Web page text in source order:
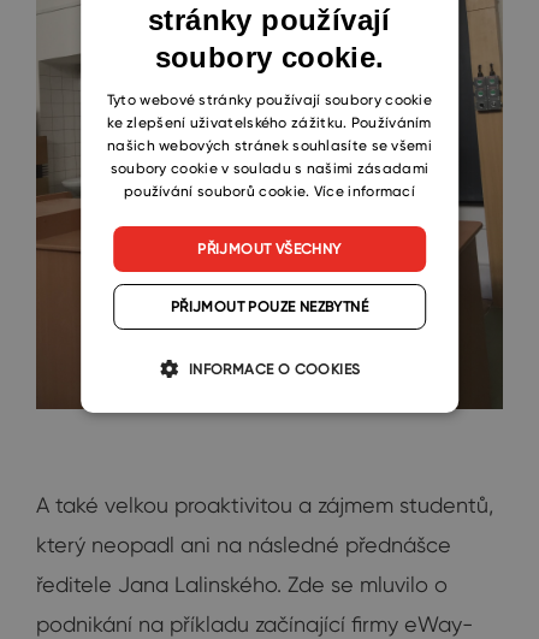
A také velkou proaktivitou a zájmem studentů,
který neopadl ani na následné přednášce
ředitele Jana Lalinského. Zde se mluvilo o
podnikání na příkladu začínající firmy eWay-
ENGLISH
CZECH
SLOVAK
stránky používají
soubory cookie.
Tyto webové stránky používají soubory cookie
ke zlepšení uživatelského zážitku. Používáním
našich webových stránek souhlasíte se všemi
soubory cookie v souladu s našimi zásadami
používání souborů cookie. Více informací
PŘIJMOUT VŠECHNY
PŘIJMOUT POUZE NEZBYTNÉ
INFORMACE O COOKIES